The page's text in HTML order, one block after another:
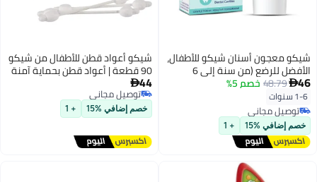
شيكو معجون أسنان شيكو للأطفال،
الأفضل للرضع (من سنة إلى 6
خالٍ من الفلورايد وقليل الكشط |
يزيل البلاك، ويساعد على منع
التسوس | معتمد من جمعية طب
الأسنان الأمريكية
46
48.79خصم 5%
1-6 سنوات
توصيل مجاني
توصيل مجاني
خصم إضافي %15 + 1
شيكو أعواد قطن للأطفال من شيكو
90 قطعة | أعواد قطن بحماية آمنة
للأذن مع ساق ورقية للأطفال
44
توصيل مجاني
توصيل مجاني
خصم إضافي %15 + 1